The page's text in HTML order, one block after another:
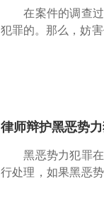
在案件的调查过
犯罪的。那么，
律师辩护黑恶势
黑恶势力犯罪在
行处理，如果黑恶